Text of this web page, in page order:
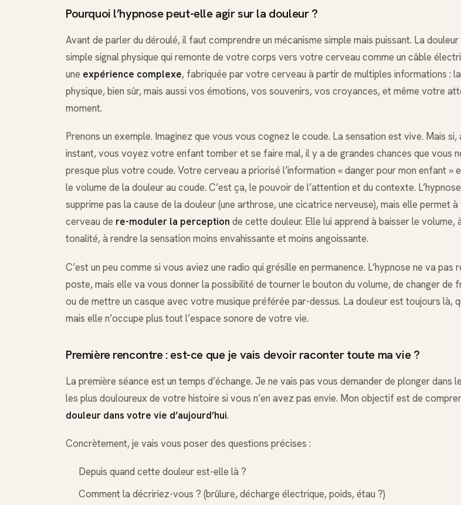
Pourquoi l’hypnose peut-elle agir sur la douleur ?
Avant de parler du déroulé, il faut comprendre un mécanisme simple mais puissant. La douleur
simple signal physique qui remonte de votre corps vers votre cerveau comme un câble
une expérience complexe, fabriquée par votre cerveau à partir de multiples informations :
physique, bien sûr, mais aussi vos émotions, vos souvenirs, vos croyances, et même votre
moment.
Prenons un exemple. Imaginez que vous vous cognez le coude. La sensation est vive. Mais si,
instant, vous voyez votre enfant tomber et se faire mal, il y a de grandes chances que vous
presque plus votre coude. Votre cerveau a priorisé l’information « danger pour mon enfant »
le volume de la douleur au coude. C’est ça, le pouvoir de l’attention et du contexte.
supprime pas la cause de la douleur (une arthrose, une cicatrice nerveuse), mais elle permet
cerveau de re-moduler la perception de cette douleur. Elle lui apprend à baisser le volume,
tonalité, à rendre la sensation moins envahissante et moins angoissante.
C’est un peu comme si vous aviez une radio qui grésille en permanence. L’hypnose ne va pas
poste, mais elle va vous donner la possibilité de tourner le bouton du volume, de changer de
ou de mettre un casque avec votre musique préférée par-dessus. La douleur est toujours là,
mais elle n’occupe plus tout l’espace sonore de votre vie.
Première rencontre : est-ce que je vais devoir raconter toute ma vie ?
La première séance est un temps d’échange. Je ne vais pas vous demander de plonger dans
les plus douloureux de votre histoire si vous n’en avez pas envie. Mon objectif est de
douleur dans votre vie d’aujourd’hui.
Concrètement, je vais vous poser des questions précises :
Depuis quand cette douleur est-elle là ?
Comment la décririez-vous ? (brûlure, décharge électrique, poids, étau ?)